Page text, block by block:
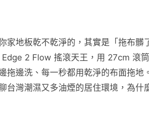
家地板乾不乾淨的，其實是「拖布髒
2 Flow 搖滾天王，用 27cm 滾
拖邊洗、每一秒都用乾淨的布面拖地
台灣潮濕又多油煙的居住環境，為什